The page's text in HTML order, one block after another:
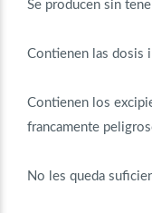
Se producen sin
Contienen las dosis
Contienen los
francamente
No les queda